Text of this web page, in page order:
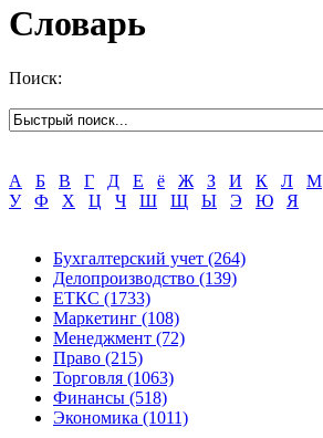
Словарь
Поиск:
А Б В Г Д Е ё Ж З И К Л М
У
Ф Х Ц Ч Ш Щ Ы Э Ю Я
Бухгалтерский учет (264)
Делопроизводство (139)
ЕТКС (1733)
Маркетинг (108)
Менеджмент (72)
Право (215)
Торговля (1063)
Финансы (518)
Экономика (1011)